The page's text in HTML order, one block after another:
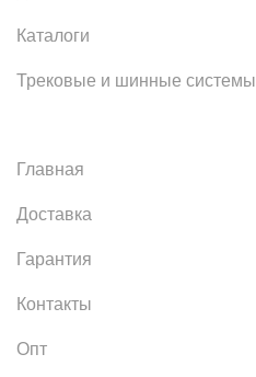
Каталоги
Трековые и шинные системы
Главная
Доставка
Гарантия
Контакты
Опт